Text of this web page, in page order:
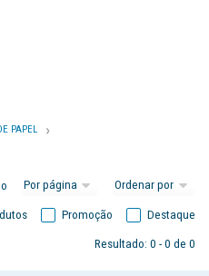
PAPEL
Destaque
Promoção
Resultado: 0 - 0 de 0